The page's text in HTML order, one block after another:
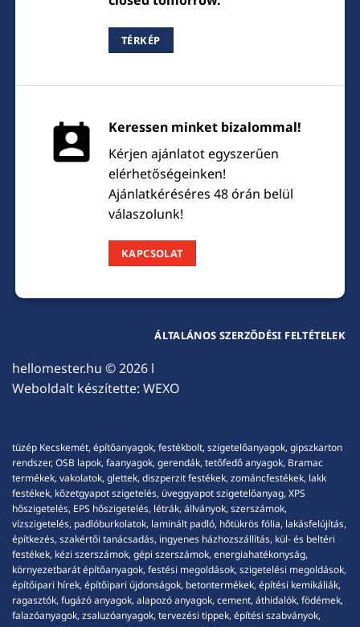
TÉRKÉP
Keressen minket bizalommal!
Kérjen ajánlatot egyszerűen
elérhetőségeinken!
Ajánlatkéréséres 48 órán belül
válaszolunk!
KAPCSOLAT
hellomester.hu © 2026 l
Weboldalt készítette: WEXO
ÁLTALÁNOS SZERZŐDÉSI FELTÉTELEK
tüzép Kecskemét, építőanyagok, festékbolt, szigetelőanyagok, gipszkarton
rendszer, OSB lapok, faanyagok, gerendák, tetőfedő anyagok, Bramac
termékek, vakolatok, glettek, diszperzit festékek, zománcfestékek, lakk
festékek, kőzetgyapot szigetelés, üveggyapot szigetelőanyag, XPS
hőszigetelés, EPS hőszigetelés, létrák, állványok, szerszámok,
vízszigetelés, padlóburkolatok, laminált padló, hőtükrös fólia, lakásfelújítás,
építkezés, szakértői tanácsadás, ingyenes házhozszállítás, kül- és beltéri
festékek, kézi szerszámok, gépi szerszámok, energiahatékonyság,
környezetbarát építőanyagok, festési megoldások, szigetelési megoldások,
építőipari hírek, építőipari újdonságok, betontermékek, építési kemikáliák,
ragasztók, fugázó anyagok, alapozó anyagok, cement, áthidalók, födémek,
falazóanyagok, zsaluzóanyagok, tervezési tippek, építési szabványok,